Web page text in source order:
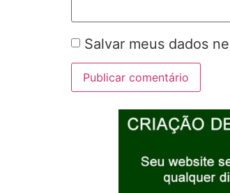
Salvar meus dados